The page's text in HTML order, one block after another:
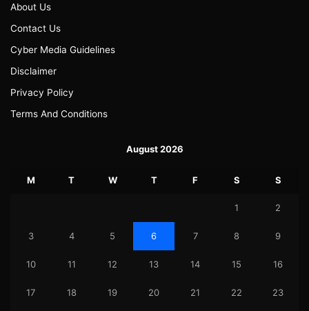
About Us
Contact Us
Cyber Media Guidelines
Disclaimer
Privacy Policy
Terms And Conditions
August 2026
M T W T F S S
1 2
3 4 5 6 7 8 9
10 11 12 13 14 15 16
17 18 19 20 21 22 23